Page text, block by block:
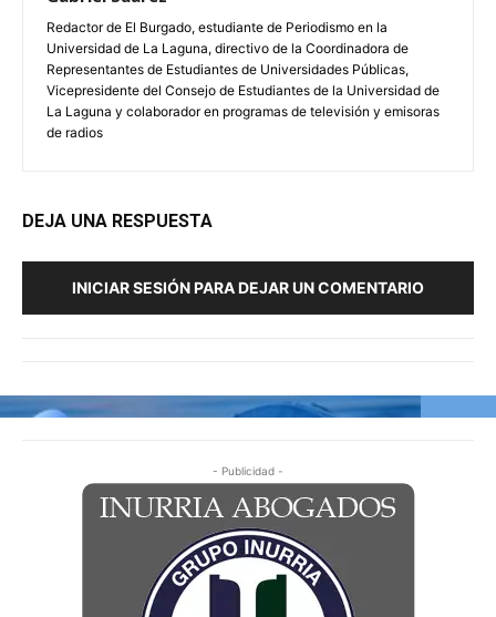
Redactor de El Burgado, estudiante de Periodismo en la
Universidad de La Laguna, directivo de la Coordinadora de
Representantes de Estudiantes de Universidades Públicas,
Vicepresidente del Consejo de Estudiantes de la Universidad de
La Laguna y colaborador en programas de televisión y emisoras
de radios
DEJA UNA RESPUESTA
INICIAR SESIÓN PARA DEJAR UN COMENTARIO
- Publicidad -